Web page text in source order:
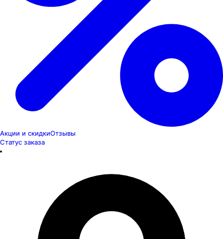
Акции и скидкиОтзывы
Статус заказа